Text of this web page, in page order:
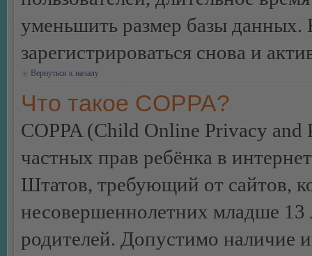
уменьшить размер базы данных.
зарегистрироваться снова и
Вернуться к началу
Что такое COPPA?
COPPA (Child Online Privacy
частных прав ребёнка в
Штатов, требующий от сайтов,
несовершеннолетних младше 13
родителей. Допустимо наличие